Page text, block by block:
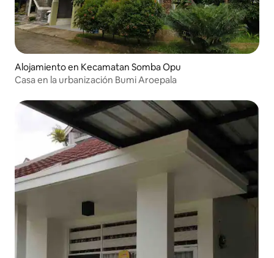
Alojamiento en Kecamatan Somba Opu
Casa en la urbanización Bumi Aroepala